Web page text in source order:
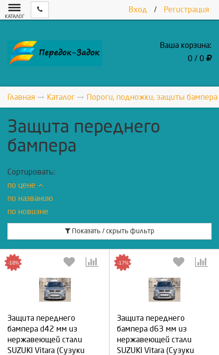
Вход / Регистрация
КАТАЛОГ
Ваша корзина:
0 / 0
Главная Каталог Пороги, подножки, защиты
Защита переднего
бампера
Сортировать:
по цене
по названию
по новизне
Показать / скрыть фильтр
Защита переднего
бампера d42 мм из
нержавеющей стали
SUZUKI Vitara (Сузуки
-18%
Защита переднего
бампера d63 мм из
нержавеющей стали
SUZUKI Vitara (Сузуки
-17%